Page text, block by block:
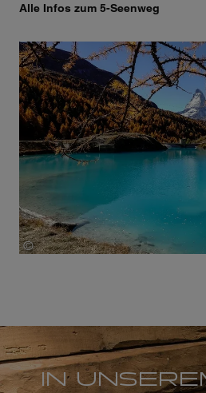
Alle Infos zum 5-Seenweg
© Copyright Zermatt Tourismus, Quelle:
IN